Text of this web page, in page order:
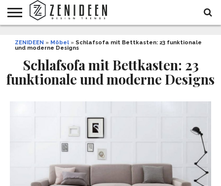
INNENDESIGN
ARCHITEKTUR
GARTEN
UND
LIFESTYLE
DEKO
&
DIY
STYLE
REZEPTE
GESUNDHEIT
WEIHNACHTEN
ZENIDEEN » Möbel » Schlafsofa mit Bettkasten: 23 funktionale
und moderne Designs
Schlafsofa mit Bettkasten: 23
funktionale und moderne Designs